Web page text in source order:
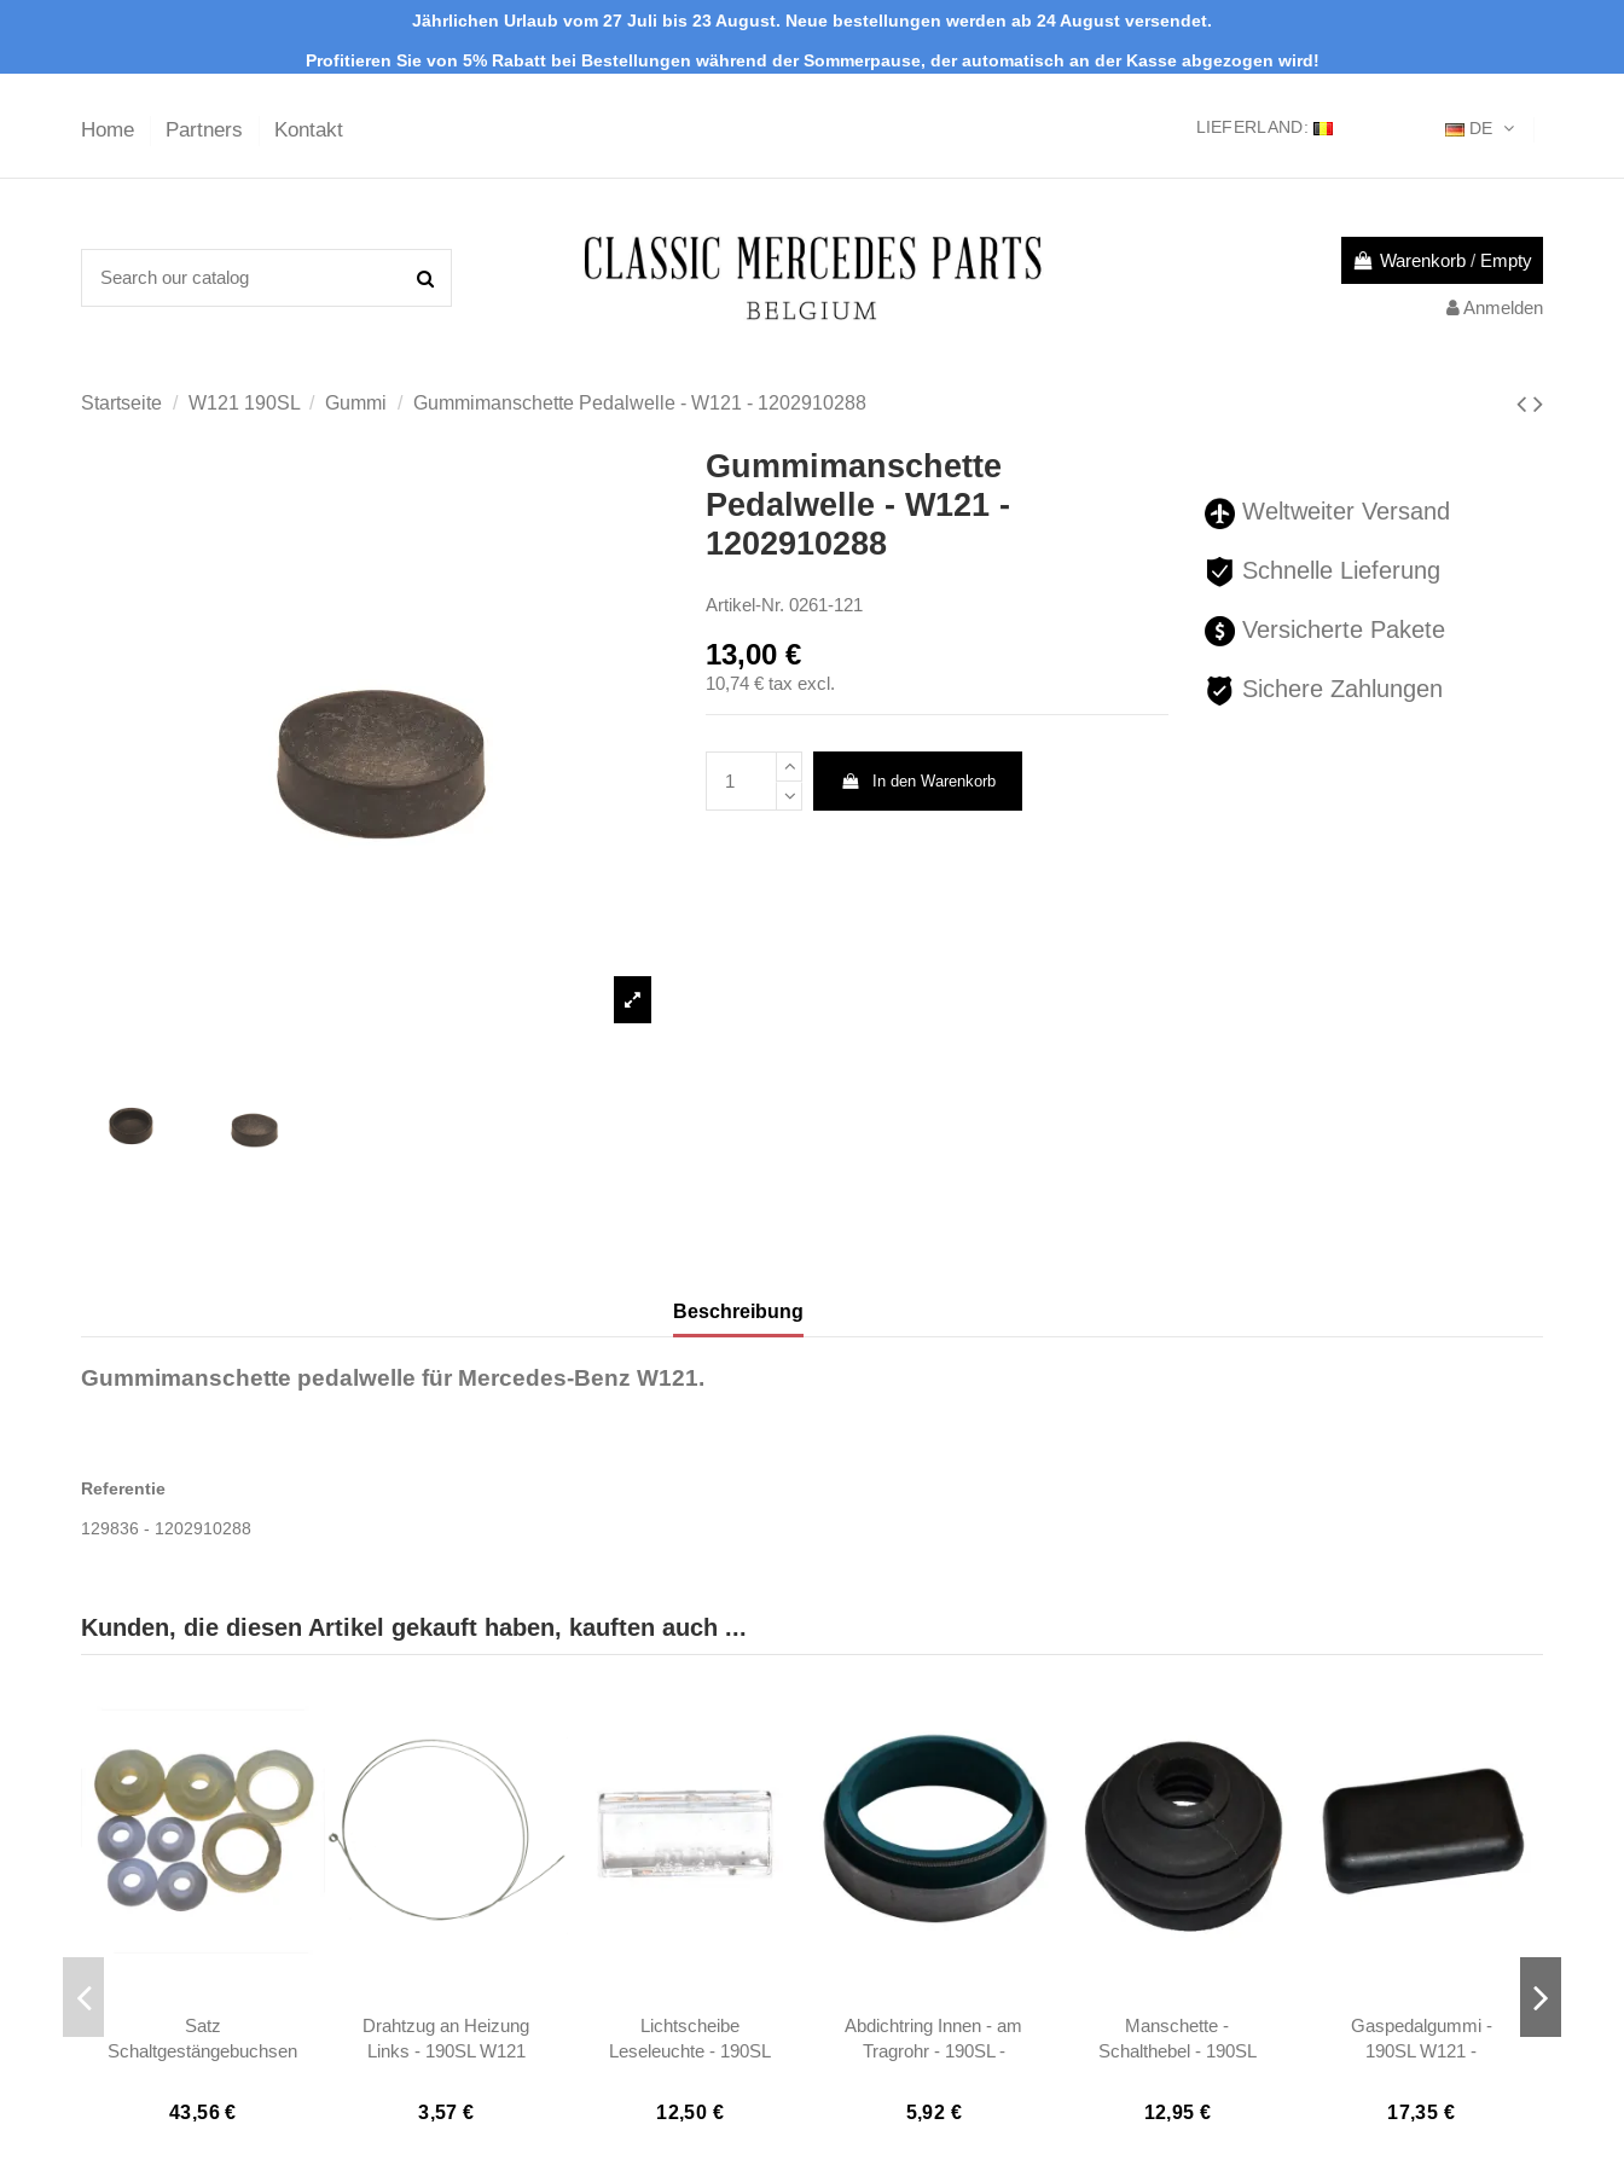
Jährlichen Urlaub vom 27 Juli bis 23 August. Neue bestellungen werden ab 24 August versendet.
Profitieren Sie von 5% Rabatt bei Bestellungen während der Sommerpause, der automatisch an der Kasse abgezogen wird!
Home Partners Kontakt DE
LIEFERLAND:
Warenkorb / Empty
Anmelden
Startseite W121 190SL Gummi Gummimanschette Pedalwelle - W121 - 1202910288
Gummimanschette
Pedalwelle - W121 -
1202910288
Artikel-Nr. 0261-121
13,00 €
10,74 € tax excl.
In den Warenkorb
Weltweiter Versand
Schnelle Lieferung
Versicherte Pakete
Sichere Zahlungen
Beschreibung
Gummimanschette pedalwelle für Mercedes-Benz W121.
Referentie
129836 - 1202910288
Kunden, die diesen Artikel gekauft haben, kauften auch ...
Satz
Schaltgestängebuchsen
43,56 €
Drahtzug an Heizung
Links - 190SL W121
3,57 €
Lichtscheibe
Leseleuchte - 190SL
12,50 €
Abdichtring Innen - am
Tragrohr - 190SL -
5,92 €
Manschette -
Schalthebel - 190SL
12,95 €
Gaspedalgummi -
190SL W121 -
17,35 €